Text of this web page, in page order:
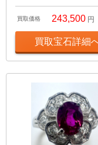
買取価格 243,500 円
買取宝石詳細